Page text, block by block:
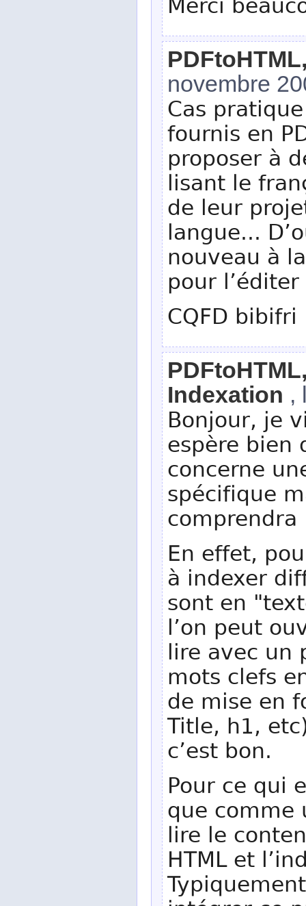
Merci
novembre
Cas
fournis en
proposer à
lisant le
de leur
langue...
nouveau à
pour
CQFD
Indexation ,
Bonjour, je
espère bien
concerne
spécifique
En effet,
à indexer
sont en
l’on peut
lire avec un
mots clefs
de mise en
Title, h1,
c’est bon.
Pour ce qui
que comme
lire le
HTML et